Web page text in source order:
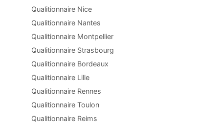
Qualitionnaire Nice
Qualitionnaire Nantes
Qualitionnaire Montpellier
Qualitionnaire Strasbourg
Qualitionnaire Bordeaux
Qualitionnaire Lille
Qualitionnaire Rennes
Qualitionnaire Toulon
Qualitionnaire Reims